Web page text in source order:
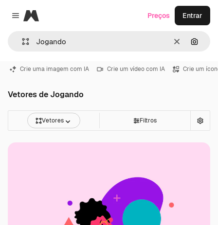
Close menu
Magnific
Limpar
Preços Entrar
Crie uma imagem com IA Crie um vídeo com IA Crie um
Vetores de Jogando
Vetores Filtros